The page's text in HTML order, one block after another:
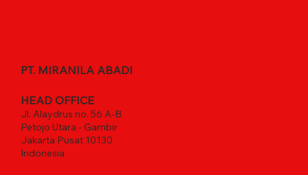
PT. MIRANILA ABADI
HEAD OFFICE
Jl. Alaydrus no. 56 A-B
Petojo Utara - Gambir
Jakarta Pusat 10130
Indonesia